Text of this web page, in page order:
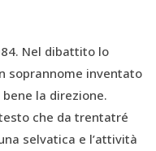
Nel dibattito lo
soprannome inventato
la direzione.
che da trentatré
selvatica e l’attività